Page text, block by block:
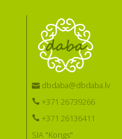
dbdaba@dbdaba.lv
+371 26739266
+371 26136411
SIA "Kongs"